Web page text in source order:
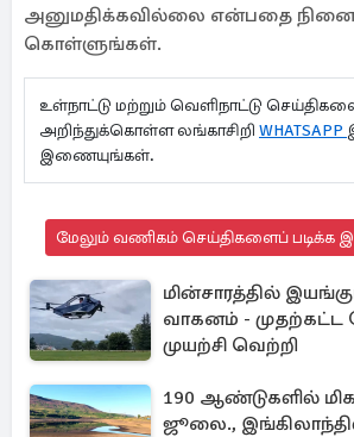
அனுமதிக்கவில்லை என்பதை
கொள்ளுங்கள்.
உள்நாட்டு மற்றும் வெளிநாட்டு
அறிந்துக்கொள்ள லங்காசிறி WHATSAPP
இணையுங்கள்.
மேலும் வணிகம் செய்திகளைப் படிக்க
மின்சாரத்தில்
வாகனம் -
முயற்சி வெற்றி
190 ஆண்டுகளில்
ஜூலை.,